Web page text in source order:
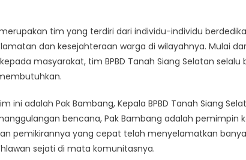
Team:
Inside
Look
Heroes
of
BPBD
Tanah
merupakan tim yang terdiri dari individu-individu
dan kesejahteraan warga di wilayahnya. Mulai
masyarakat, tim BPBD Tanah Siang Selatan
ini adalah Pak Bambang, Kepala BPBD Tanah Siang
bencana, Pak Bambang adalah pemimpin
pemikirannya yang cepat telah menyelamatkan
sejati di mata komunitasnya.